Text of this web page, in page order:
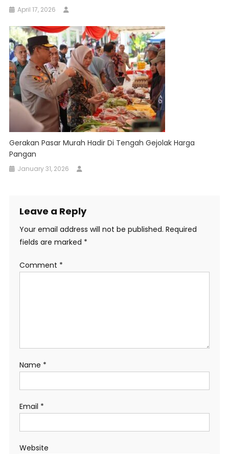
April 17, 2026
Gerakan Pasar Murah Hadir Di Tengah Gejolak Harga
Pangan
January 31, 2026
Leave a Reply
Your email address will not be published. Required
fields are marked *
Comment *
Name *
Email *
Website